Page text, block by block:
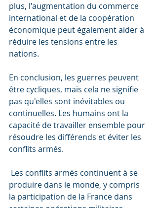
plus, l'augmentation du commerce
international et de la coopération
économique peut également aider à
réduire les tensions entre les
nations.
En conclusion, les guerres peuvent
être cycliques, mais cela ne signifie
pas qu'elles sont inévitables ou
continuelles. Les humains ont la
capacité de travailler ensemble pour
résoudre les différends et éviter les
conflits armés.
produire dans le monde, y compris
la participation de la France dans